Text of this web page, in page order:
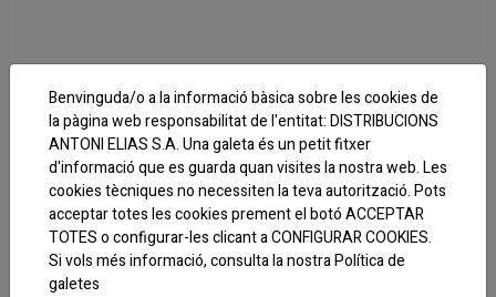
Benvinguda/o a la informació bàsica sobre les cookies de
la pàgina web responsabilitat de l'entitat: DISTRIBUCIONS
ANTONI ELIAS S.A. Una galeta és un petit fitxer
d'informació que es guarda quan visites la nostra web. Les
cookies tècniques no necessiten la teva autorització. Pots
acceptar totes les cookies prement el botó ACCEPTAR
TOTES o configurar-les clicant a CONFIGURAR COOKIES.
Si vols més informació, consulta la nostraPolítica de
galetes